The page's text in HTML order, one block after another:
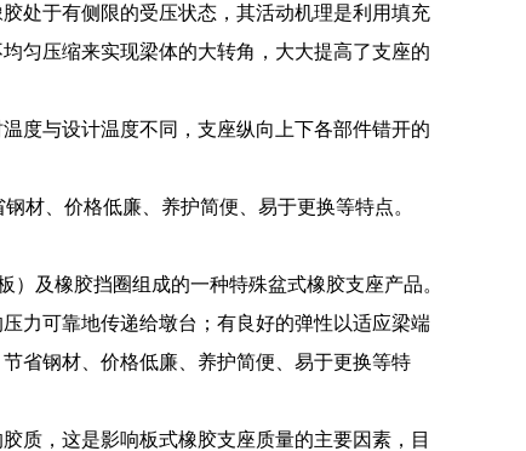
处于有侧限的受压状态，其活动机理是利用填充
匀压缩来实现梁体的大转角，大大提高了支座的
度与设计温度不同，支座纵向上下各部件错开的
材、价格低廉、养护简便、易于更换等特点。
及橡胶挡圈组成的一种特殊盆式橡胶支座产品。
力可靠地传递给墩台；有良好的弹性以适应梁端
省钢材、价格低廉、养护简便、易于更换等特
质，这是影响板式橡胶支座质量的主要因素，目